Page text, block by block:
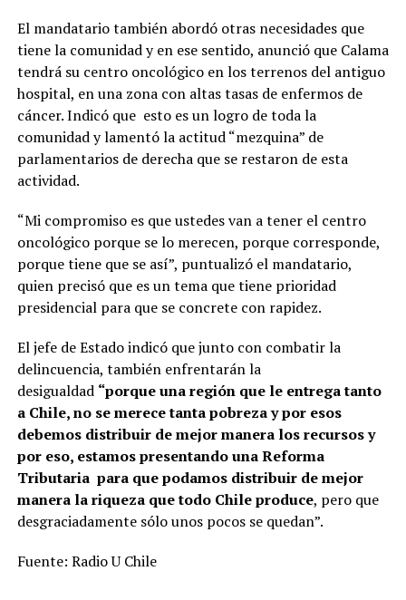
El mandatario también abordó otras necesidades que
tiene la comunidad y en ese sentido, anunció que Calama
tendrá su centro oncológico en los terrenos del antiguo
hospital, en una zona con altas tasas de enfermos de
cáncer. Indicó que esto es un logro de toda la
comunidad y lamentó la actitud “mezquina” de
parlamentarios de derecha que se restaron de esta
actividad.
“Mi compromiso es que ustedes van a tener el centro
oncológico porque se lo merecen, porque corresponde,
porque tiene que se así”, puntualizó el mandatario,
quien precisó que es un tema que tiene prioridad
presidencial para que se concrete con rapidez.
El jefe de Estado indicó que junto con combatir la
delincuencia, también enfrentarán la
desigualdad “porque una región que le entrega tanto
a Chile, no se merece tanta pobreza y por esos
debemos distribuir de mejor manera los recursos y
por eso, estamos presentando una Reforma
Tributaria para que podamos distribuir de mejor
manera la riqueza que todo Chile produce, pero que
desgraciadamente sólo unos pocos se quedan”.
Fuente: Radio U Chile